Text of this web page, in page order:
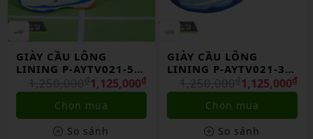
GIÀY CẦU LÔNG
LINING P-AYTV021-3
CHÍNH HÃNG1,125,000₫
1,250,000₫
Chọn mua
So sánh
Giày Cầu Lông Lining
Ayzu011-1 Chính
Hãng
1,855,000₫
2,650,000₫
Chọn mua
So sánh